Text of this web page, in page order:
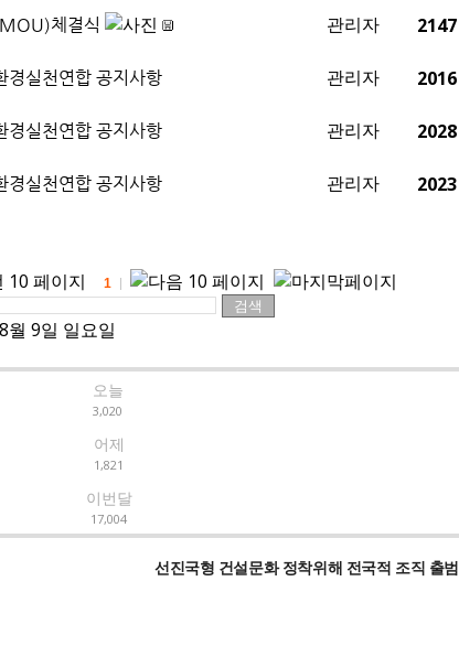
체결식 관리자 2147
경실천연합 공지사항 관리자 2016
경실천연합 공지사항 관리자 2028
경실천연합 공지사항 관리자 2023
1
월 9일 일요일
오늘
3,020
어제
1,821
이번달
17,004
선진국형 건설문화 정착위해 전국적 조직 출범